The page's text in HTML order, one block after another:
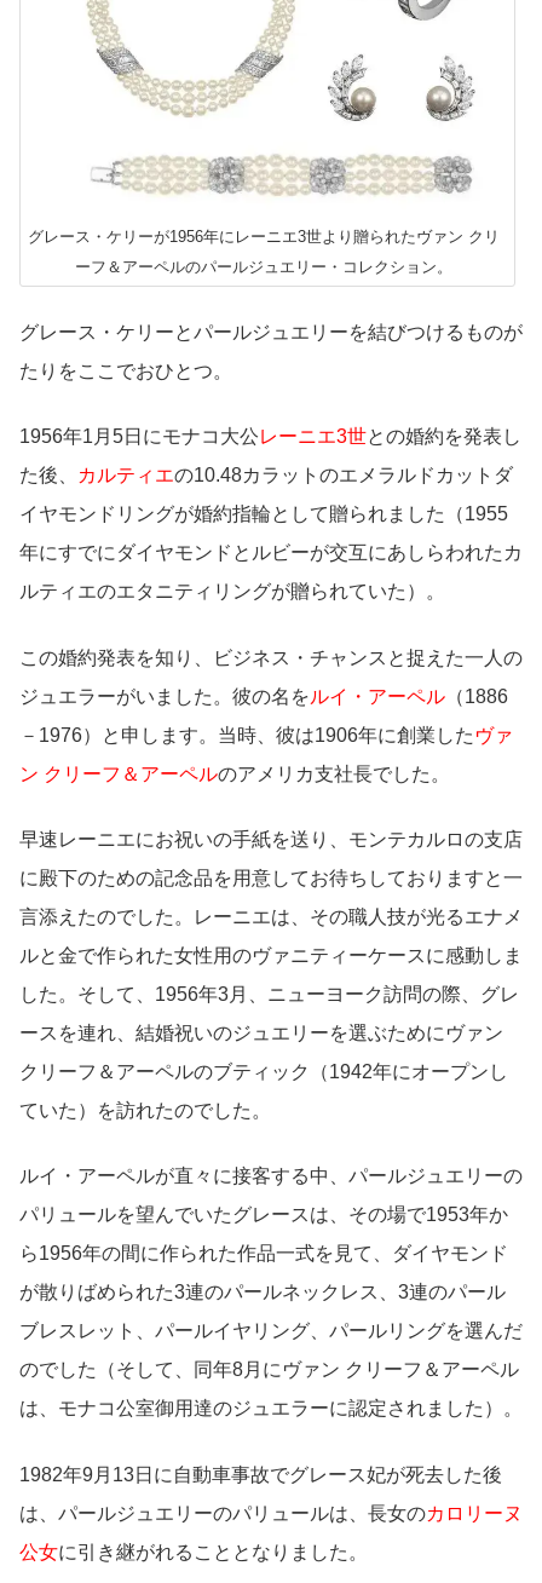
グレース・ケリーが1956年にレーニエ3世より贈られたヴァン クリ
ーフ＆アーペルのパールジュエリー・コレクション。
グレース・ケリーとパールジュエリーを結びつけるものが
たりをここでおひとつ。
1956年1月5日にモナコ大公レーニエ3世との婚約を発表し
た後、
カルティエの10.48カラットのエメラルドカットダ
イヤモンドリングが婚約指輪として贈られました（1955
年にすでにダイヤモンドとルビーが交互にあしらわれたカ
ルティエのエタニティリングが贈られていた）。
この婚約発表を知り、ビジネス・チャンスと捉えた一人の
ジュエラーがいました。彼の名をルイ・アーペル （1886
－1976）と申します。当時、彼は1906年に創業した ヴァ
ン クリーフ＆アーペルのアメリカ支社長でした。
早速レーニエにお祝いの手紙を送り、モンテカルロの支店
に殿下のための記念品を用意してお待ちしておりますと一
言添えたのでした。レーニエは、その職人技が光るエナメ
ルと金で作られた女性用のヴァニティーケースに感動しま
した。そして、1956年3月、ニューヨーク訪問の際、グレ
ースを連れ、結婚祝いのジュエリーを選ぶためにヴァン
クリーフ＆アーペルのブティック（1942年にオープンし
ていた）を訪れたのでした。
ルイ・アーペルが直々に接客する中、パールジュエリーの
パリュールを望んでいたグレースは、その場で1953年か
ら1956年の間に作られた作品一式を見て、ダイヤモンド
が散りばめられた3連のパールネックレス、3連のパール
ブレスレット、パールイヤリング、パールリングを選んだ
のでした（そして、同年8月にヴァン クリーフ＆アーペル
は、モナコ公室御用達のジュエラーに認定されました）。
1982年9月13日に自動車事故でグレース妃が死去した後
は、パールジュエリーのパリュールは、長女のカロリーヌ
公女に引き継がれることとなりました。